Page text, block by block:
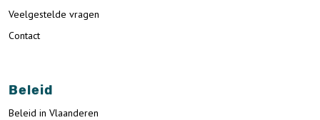
Veelgestelde vragen
Contact
Beleid
Beleid in Vlaanderen